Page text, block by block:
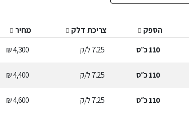
הספק צריכת דלק מחיר
110כ״ס 7.25ל/ק 4,300 ₪
110כ״ס 7.25ל/ק 4,400 ₪
110כ״ס 7.25ל/ק 4,600 ₪